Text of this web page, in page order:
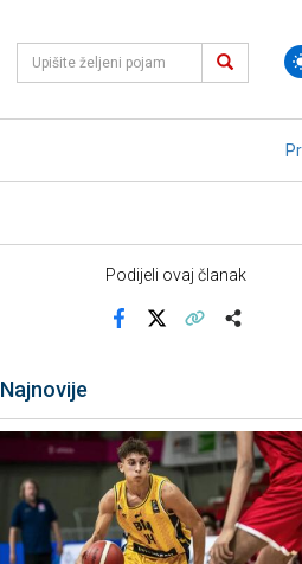
Podijeli ovaj članak
Najnovije